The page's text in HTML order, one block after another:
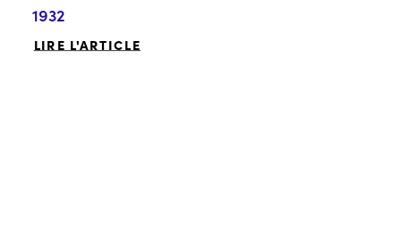
1932
LIRE L'ARTICLE